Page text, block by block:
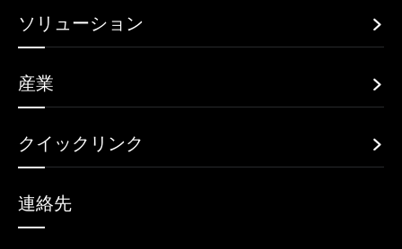
ソリューション 
産業 
クイックリンク 
連絡先